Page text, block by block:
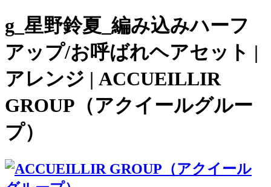
g_星野鈴夏_編み込みハーフ
アップ/お呼ばれヘアセット |
アレンジ | ACCUEILLIR
GROUP（アクイールグルー
プ）